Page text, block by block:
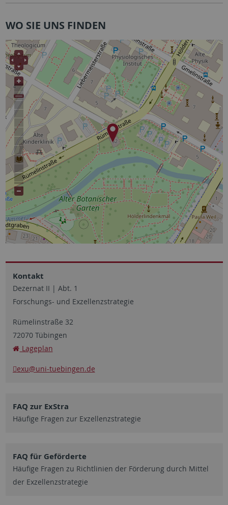
WO SIE UNS FINDEN
Kontakt
Dezernat II | Abt. 1
Forschungs- und Exzellenzstrategie
Rümelinstraße 32
72070 Tübingen
Lageplan
exu@uni-tuebingen.de
FAQ zur ExStra
Häufige Fragen zur Exzellenzstrategie
FAQ für Geförderte
Häufige Fragen zu Richtlinien der Förderung durch Mittel
der Exzellenzstrategie